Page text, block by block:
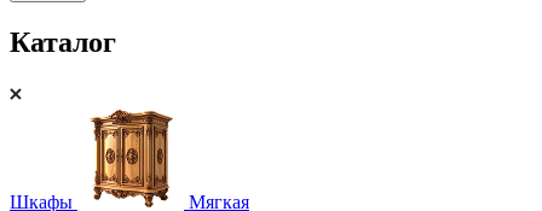
Каталог
Шкафы Мягкая